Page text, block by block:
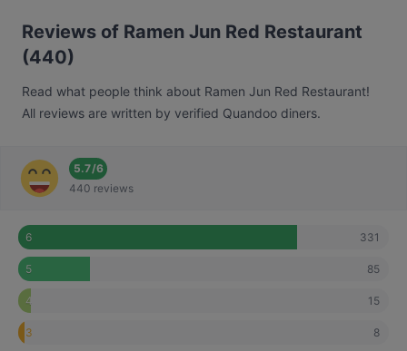
Reviews of Ramen Jun Red Restaurant
(440)
Read what people think about Ramen Jun Red Restaurant!
All reviews are written by verified Quandoo diners.
5.7/6
440 reviews
6 331
5 85
4 15
3 8